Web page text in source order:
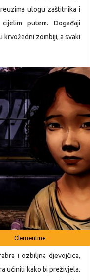
ulogu zaštitnika i
putem. Događaji
krvožedni zombiji, a svaki
Clementine
i ozbiljna djevojčica,
učiniti kako bi preživjela.